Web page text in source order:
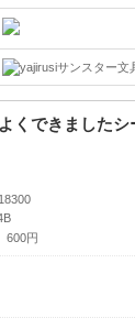
サンスター文
くできました
600円